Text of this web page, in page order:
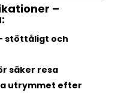
–
stöttåligt och
säker resa
utrymmet efter